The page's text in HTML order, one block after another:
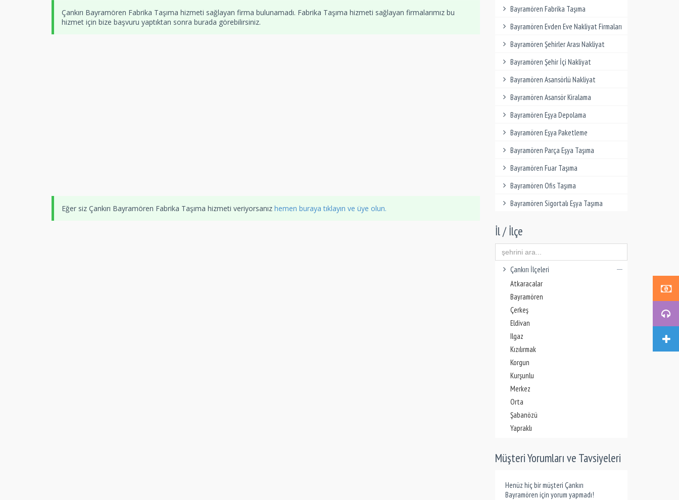
Çankırı Bayramören Fabrika Taşıma hizmeti sağlayan firma bulunamadı. Fabrika Taşıma hizmeti sağlayan firmalarımız bu
hizmet için bize başvuru yaptıktan sonra burada görebilirsiniz.
Eğer siz Çankırı Bayramören Fabrika Taşıma hizmeti veriyorsanız hemen buraya tıklayın ve üye olun.
Bayramören Fabrika Taşıma
Bayramören Evden Eve Nakliyat Firmaları
Bayramören Şehirler Arası Nakliyat
Bayramören Şehir İçi Nakliyat
Bayramören Asansörlü Nakliyat
Bayramören Asansör Kiralama
Bayramören Eşya Depolama
Bayramören Eşya Paketleme
Bayramören Parça Eşya Taşıma
Bayramören Fuar Taşıma
Bayramören Ofis Taşıma
Bayramören Sigortalı Eşya Taşıma
İl / İlçe
Çankırı İlçeleri
Atkaracalar
Bayramören
Çerkeş
Eldivan
Ilgaz
Kızılırmak
Korgun
Kurşunlu
Merkez
Orta
Şabanözü
Yapraklı
Müşteri Yorumları ve Tavsiyeleri
Henüz hiç bir müşteri Çankırı
Bayramören için yorum yapmadı!